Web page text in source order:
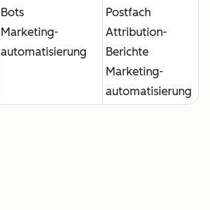
Bots
Marketing-
automatisierung
Postfach
Attribution-
Berichte
Marketing-
automatisierung